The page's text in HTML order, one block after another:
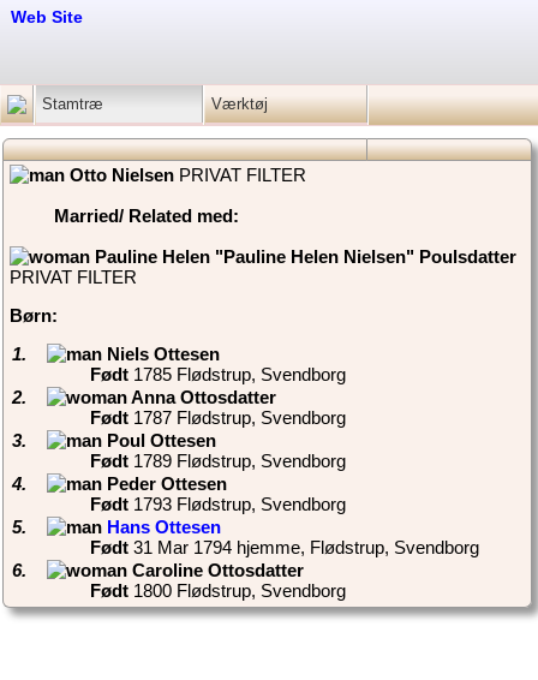
Web Site
Stamtræ Værktøj
PRIVAT FILTER
Married/ Related med:
PRIVAT FILTER
Børn:
1.
Født ‎1785 Flødstrup, Svendborg‎
2.
Født ‎1787 Flødstrup, Svendborg‎
3.
Født ‎1789 Flødstrup, Svendborg‎
4.
Født ‎1793 Flødstrup, Svendborg‎
5.
Født ‎31 Mar 1794 hjemme, Flødstrup, Svendborg‎
6.
Født ‎1800 Flødstrup, Svendborg‎